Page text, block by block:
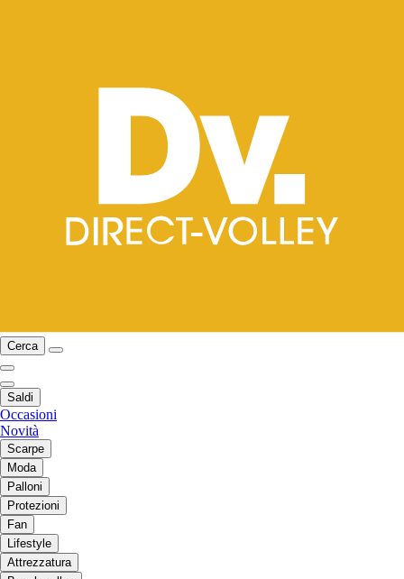
Cerca
Saldi
Occasioni
Novità
Scarpe
Moda
Palloni
Protezioni
Fan
Lifestyle
Attrezzatura